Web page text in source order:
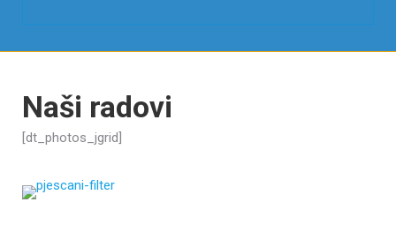
Naši radovi
[dt_photos_jgrid]